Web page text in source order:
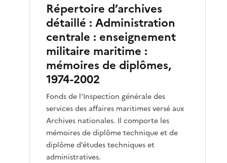
Répertoire d’archives
détaillé : Administration
centrale : enseignement
militaire maritime :
mémoires de diplômes,
1974-2002
Fonds de l'Inspection générale des
services des affaires maritimes versé aux
Archives nationales. Il comporte les
mémoires de diplôme technique et de
diplôme d’études techniques et
administratives.